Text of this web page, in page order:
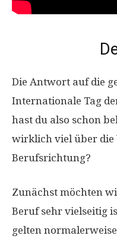
Die Antwort auf die
Internationale Tag
hast du also schon
wirklich viel über die
Berufsrichtung?
Zunächst möchten
Beruf sehr vielseitig
gelten